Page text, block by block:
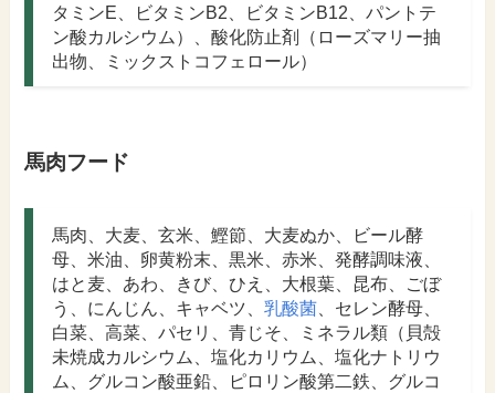
タミンE、ビタミンB2、ビタミンB12、パントテ
ン酸カルシウム）、酸化防止剤（ローズマリー抽
出物、ミックストコフェロール）
馬肉フード
馬肉、大麦、玄米、鰹節、大麦ぬか、ビール酵
母、米油、卵黄粉末、黒米、赤米、発酵調味液、
はと麦、あわ、きび、ひえ、大根葉、昆布、ごぼ
う、にんじん、キャベツ、 乳酸菌、セレン酵母、
白菜、高菜、パセリ、青じそ、ミネラル類（貝殻
未焼成カルシウム、塩化カリウム、塩化ナトリウ
ム、グルコン酸亜鉛、ピロリン酸第二鉄、グルコ